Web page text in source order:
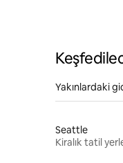
Yakınlardaki
Seattle
Kiralık tatil